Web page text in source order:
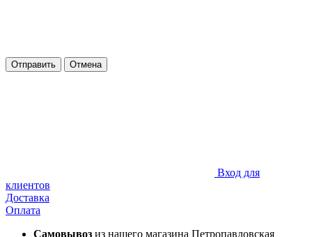
Отправить Отмена
Вход для
клиентов
Доставка
Оплата
Самовывоз из нашего магазина Петропавловская